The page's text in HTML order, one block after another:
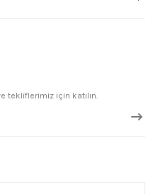
tekliflerimiz için katılın.